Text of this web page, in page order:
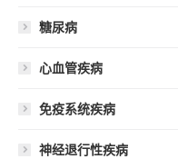
糖尿病
心血管疾病
免疫系统疾病
神经退行性疾病